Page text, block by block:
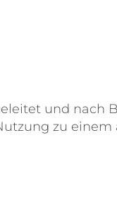
und nach
zu